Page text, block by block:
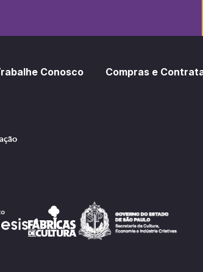
Conosco Compras e